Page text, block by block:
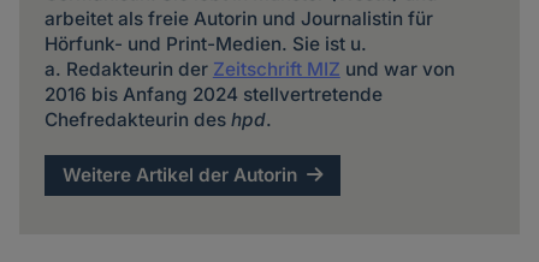
arbeitet als freie Autorin und Journalistin für
Hörfunk- und Print-Medien. Sie ist u.
a. Redakteurin der Zeitschrift MIZ und war von
2016 bis Anfang 2024 stellvertretende
Chefredakteurin des hpd.
Weitere Artikel der Autorin